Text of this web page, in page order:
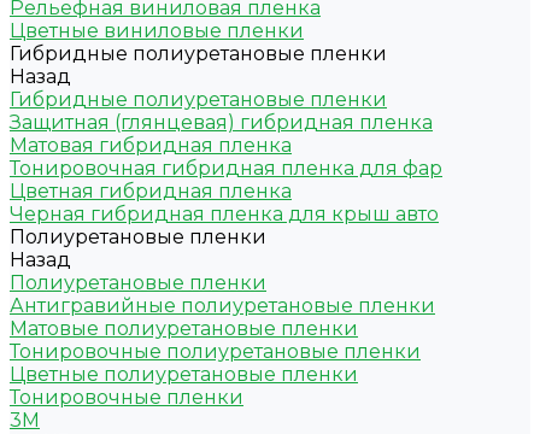
Рельефная виниловая пленка
Цветные виниловые пленки
Гибридные полиуретановые пленки
Назад
Гибридные полиуретановые пленки
Защитная (глянцевая) гибридная пленка
Матовая гибридная пленка
Тонировочная гибридная пленка для фар
Цветная гибридная пленка
Черная гибридная пленка для крыш авто
Полиуретановые пленки
Назад
Полиуретановые пленки
Антигравийные полиуретановые пленки
Матовые полиуретановые пленки
Тонировочные полиуретановые пленки
Цветные полиуретановые пленки
Тонировочные пленки
3M